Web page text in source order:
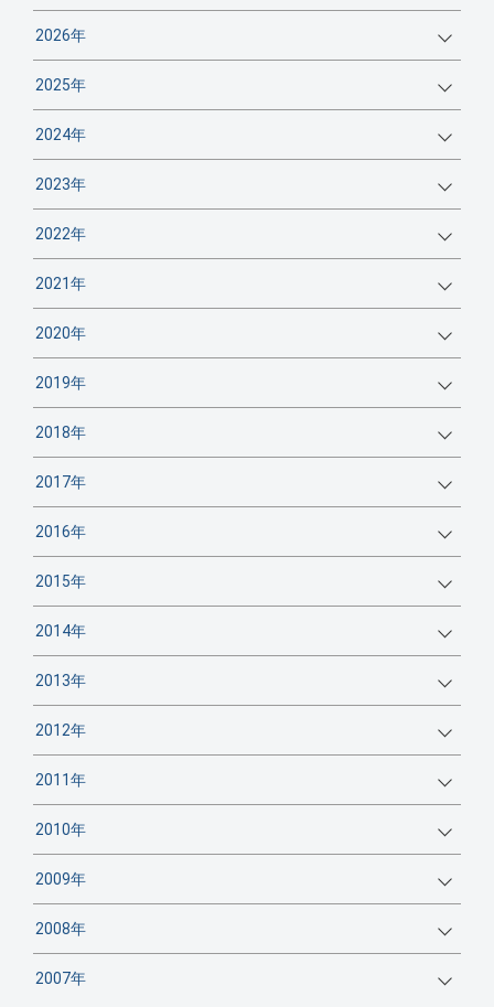
2026年
2025年
2024年
2023年
2022年
2021年
2020年
2019年
2018年
2017年
2016年
2015年
2014年
2013年
2012年
2011年
2010年
2009年
2008年
2007年